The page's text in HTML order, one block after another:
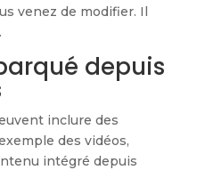
venez de modifier. Il
depuis
inclure des
des vidéos,
intégré depuis